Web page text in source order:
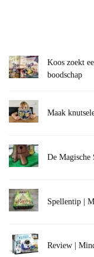
Koos zoekt
boodschap
Maak
De
Spellentip |
Review |